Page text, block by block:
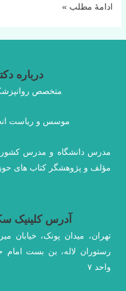
نکات
ادامۀ مطلب »
درباره
متخصص
موسس و ریاست
مدرس دانشگاه و مدرس
مؤلف و پژوهشگر کتاب های
آدرس کلینیک
تهران، میدان پونک، خیابان
واحد ۷